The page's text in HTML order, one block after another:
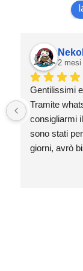
2 mesi
Gentilissimi
Tramite
consigliarmi
sono stati
giorni, avrò